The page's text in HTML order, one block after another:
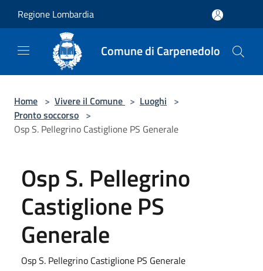
Regione Lombardia
Comune di Carpenedolo
Home > Vivere il Comune > Luoghi >
Pronto soccorso >
Osp S. Pellegrino Castiglione PS Generale
Osp S. Pellegrino
Castiglione PS
Generale
Osp S. Pellegrino Castiglione PS Generale